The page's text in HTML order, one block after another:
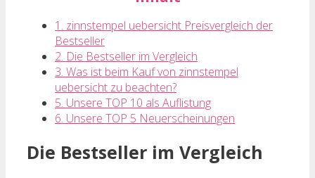
1. zinnstempel uebersicht Preisvergleich der
Bestseller
2. Die Bestseller im Vergleich
3. Was ist beim Kauf von zinnstempel
uebersicht zu beachten?
5. Unsere TOP 10 als Auflistung
6. Unsere TOP 5 Neuerscheinungen
Die Bestseller im Vergleich